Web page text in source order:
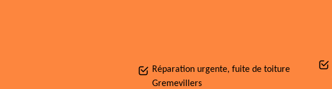
Réparation urgente, fuite de toiture
Gremevillers